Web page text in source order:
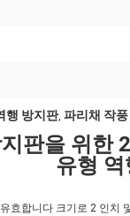
행 방지판, 파리채 작
판을 위한
유형
효합니다 크기로 2 인